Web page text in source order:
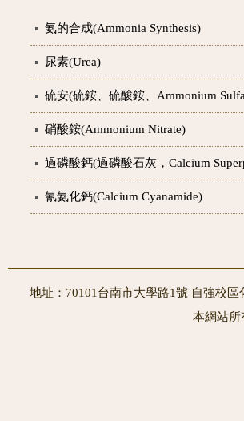
氨的合成(Ammonia Synthesis)
尿素(Urea)
硫安(硫銨、硫酸銨、Ammonium
硝酸銨(Ammonium Nitrate)
過磷酸鈣(過磷酸石灰，Calcium
氰氨化鈣(Calcium Cyanamide)
地址：70101台南市大學路1號 自強校
本網站所